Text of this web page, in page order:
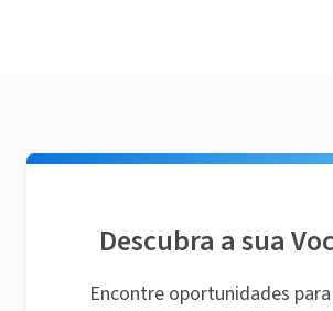
Descubra a sua
Encontre oportunidades